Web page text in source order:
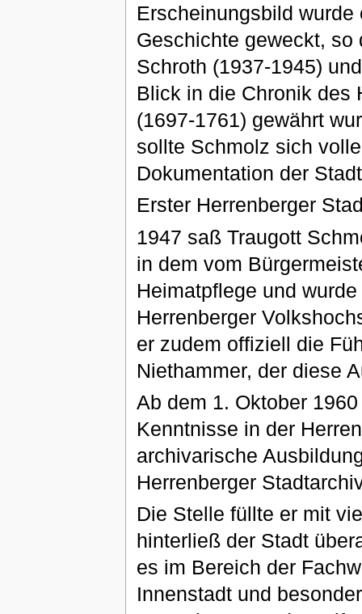
Erscheinungsbild
Geschichte geweckt,
Schroth (1937-1945)
Blick in die Chronik des
(1697-1761) gewährt
sollte Schmolz sich
Dokumentation der
Erster Herrenberger
1947 saß Traugott
in dem vom
Heimatpflege und
Herrenberger
er zudem offiziell die
Niethammer, der diese
Ab dem 1. Oktober
Kenntnisse in der
archivarische
Herrenberger
Die Stelle füllte er mit
hinterließ der Stadt
es im Bereich der
Innenstadt und